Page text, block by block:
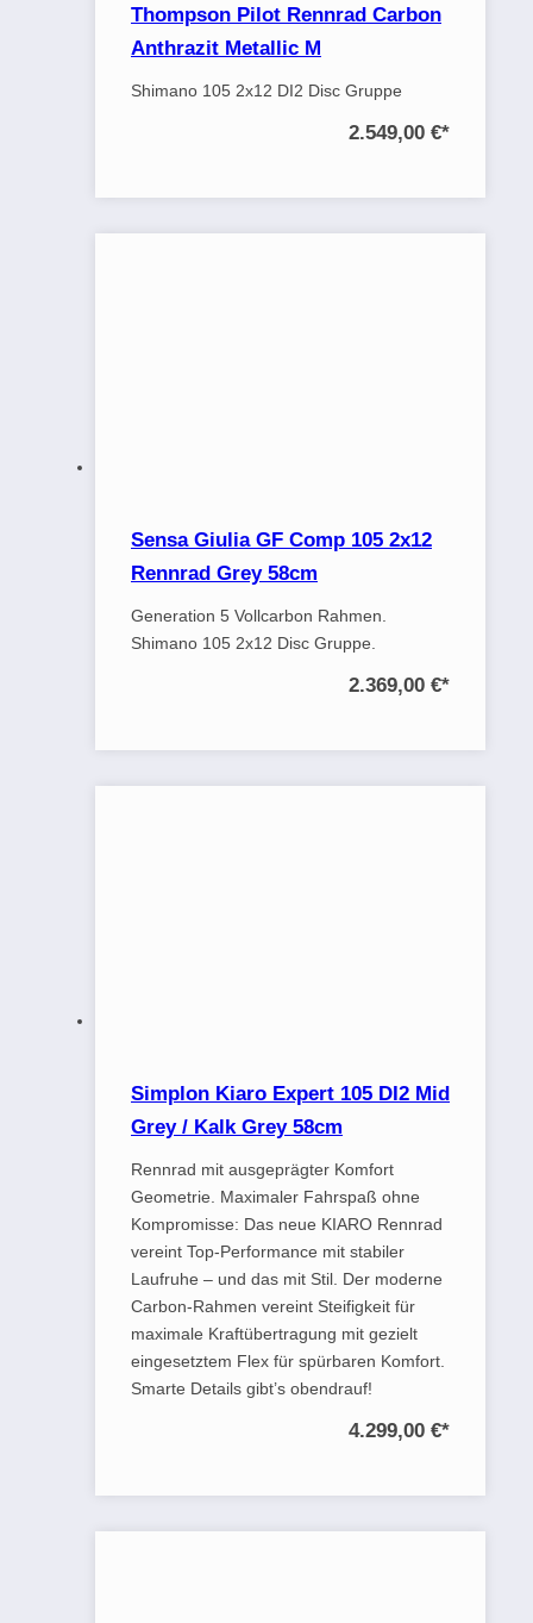
Thompson Pilot Rennrad Carbon
Anthrazit Metallic M
Shimano 105 2x12 DI2 Disc Gruppe
2.549,00 €*
Sensa Giulia GF Comp 105 2x12
Rennrad Grey 58cm
Generation 5 Vollcarbon Rahmen.
Shimano 105 2x12 Disc Gruppe.
2.369,00 €*
Simplon Kiaro Expert 105 DI2 Mid
Grey / Kalk Grey 58cm
Rennrad mit ausgeprägter Komfort
Geometrie. Maximaler Fahrspaß ohne
Kompromisse: Das neue KIARO Rennrad
vereint Top-Performance mit stabiler
Laufruhe – und das mit Stil. Der moderne
Carbon-Rahmen vereint Steifigkeit für
maximale Kraftübertragung mit gezielt
eingesetztem Flex für spürbaren Komfort.
Smarte Details gibt’s obendrauf!
4.299,00 €*